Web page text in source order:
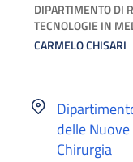
DIPARTIMENTO DI
TECNOLOGIE IN
CARMELO CHISARI
delle
Chirurgia